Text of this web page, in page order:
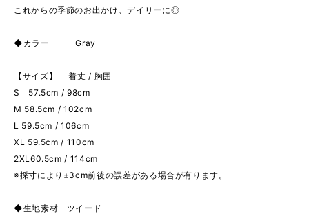
これからの季節のお出かけ、デイリーに◎
◆カラー Gray
【サイズ】 着丈 / 胸囲
S 57.5cm / 98cm
M 58.5cm / 102cm
L 59.5cm / 106cm
XL 59.5cm / 110cm
2XL60.5cm / 114cm
※採寸により±3cm前後の誤差がある場合が有ります。
◆生地素材 ツイード